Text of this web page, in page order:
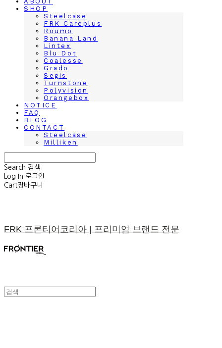
SHOP
Steelcase
FRK Careplus
Roumo
Banana Land
Lintex
Blu Dot
Coalesse
Grado
Segis
Turnstone
Polyvision
Orangebox
NOTICE
FAQ
BLOG
CONTACT
Steelcase
Milliken
Search 검색
Log In 로그인
Cart장바구니
FRK 프론티어코리아 | 프리미엄 브랜드 전문